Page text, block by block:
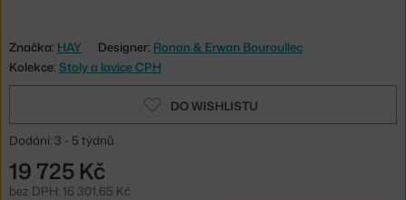
Značka: HAY Designer: Ronan & Erwan Bouroullec
Kolekce: Stoly a lavice CPH
DO WISHLISTU
Dodání: 3 - 5 týdnů
19 725 Kč
bez DPH: 16 301,65 Kč